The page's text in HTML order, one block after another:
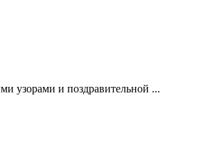
узорами и поздравительной ...